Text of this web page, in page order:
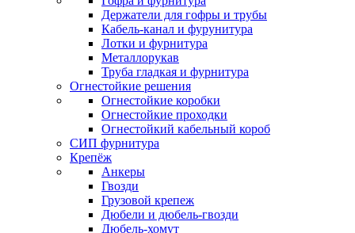
Держатели для гофры и трубы
Кабель-канал и фурунитура
Лотки и фурнитура
Металлорукав
Труба гладкая и фурнитура
Огнестойкие решения
Огнестойкие коробки
Огнестойкие проходки
Огнестойкий кабельный короб
СИП фурнитура
Крепёж
Анкеры
Гвозди
Грузовой крепеж
Дюбели и дюбель-гвозди
Дюбель-хомут